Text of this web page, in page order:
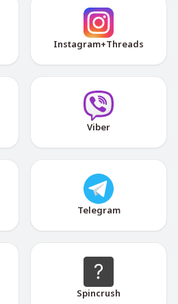
Instagram+Threads
Viber
Telegram
Spincrush